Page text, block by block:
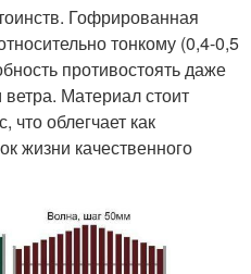
Денег на забор
Деревянные заборы
Гофрированная
тонкому (0,4-0,5
противостоять даже
Материал стоит
облегчает как
жизни качественного